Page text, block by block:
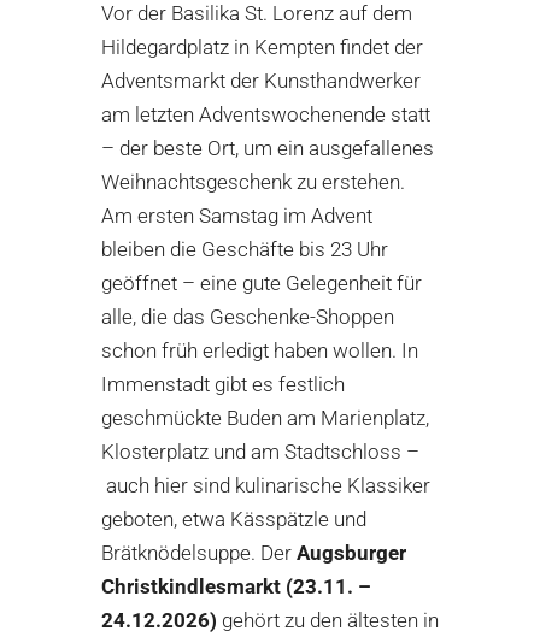
Vor der Basilika St. Lorenz auf dem
Hildegardplatz in Kempten findet der
Adventsmarkt der Kunsthandwerker
am letzten Adventswochenende statt
– der beste Ort, um ein ausgefallenes
Weihnachtsgeschenk zu erstehen.
Am ersten Samstag im Advent
bleiben die Geschäfte bis 23 Uhr
geöffnet – eine gute Gelegenheit für
alle, die das Geschenke-Shoppen
schon früh erledigt haben wollen. In
Immenstadt gibt es festlich
geschmückte Buden am Marienplatz,
Klosterplatz und am Stadtschloss –
auch hier sind kulinarische Klassiker
geboten, etwa Kässpätzle und
Brätknödelsuppe. Der Augsburger
Christkindlesmarkt (23.11. –
24.12.2026) gehört zu den ältesten in